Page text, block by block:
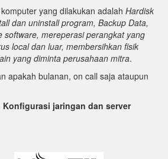
yang dilakukan adalah Hardisk
dan uninstall program, Backup Data,
software, mereperasi perangkat yang
local dan luar, membersihkan fisik
yang diminta perusahaan mitra.
apakah bulanan, on call saja ataupun
jaringan dan server